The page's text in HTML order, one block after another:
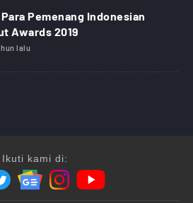
Pemenang Indonesian
Awards 2019
lalu
Ikuti kami di: